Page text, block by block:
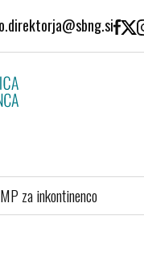
MP za inkontinenco